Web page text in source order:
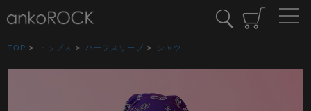
TOP > トップス > ハーフスリーブ > シャツ